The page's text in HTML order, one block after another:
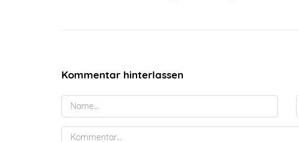
Kommentar hinterlassen